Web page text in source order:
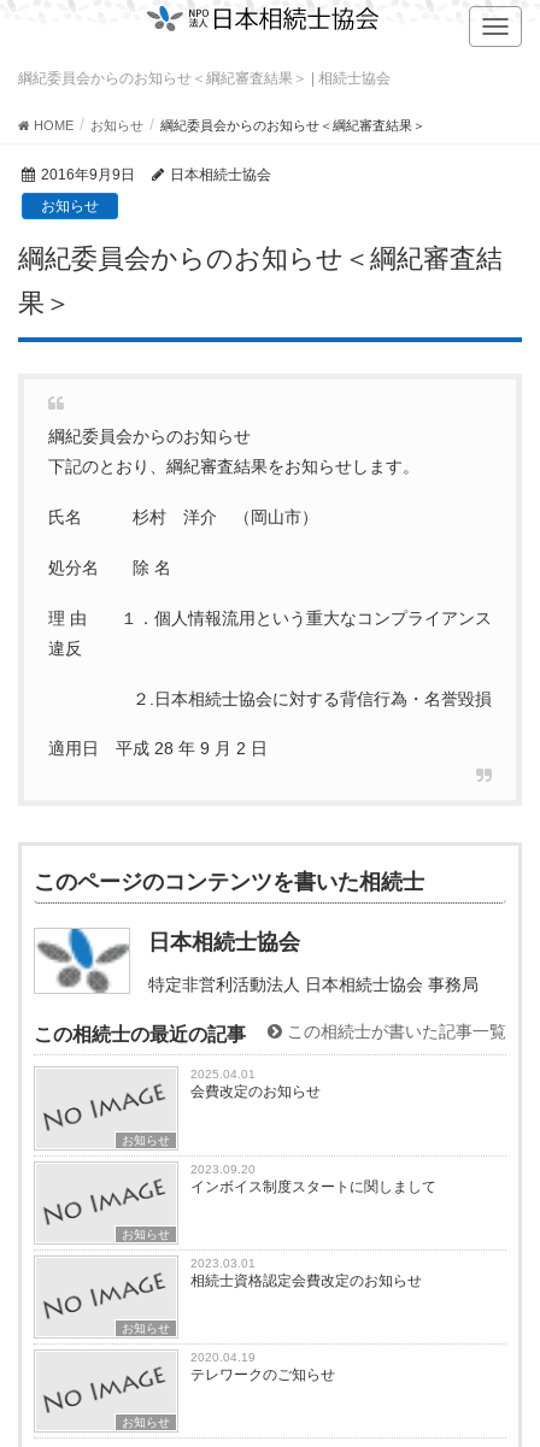
T
o
i
g
i
綱紀委員会からのお知らせ＜綱紀審査結果＞ | 相続士協会
HOME お知らせ 綱紀委員会からのお知らせ＜綱紀審査結果＞
2016年9月9日
日本相続士協会
お知らせ
綱紀委員会からのお知らせ＜綱紀審査結
果＞
綱紀委員会からのお知らせ
下記のとおり、綱紀審査結果をお知らせします。
氏名 杉村 洋介 （岡山市）
処分名 除 名
理 由 １．個⼈情報流⽤という重⼤なコンプライアンス
違反
２.⽇本相続⼠協会に対する背信⾏為・名誉毀損
適用⽇ 平成 28 年 9 ⽉ 2 ⽇
このページのコンテンツを書いた相続士
日本相続士協会
特定非営利活動法人 日本相続士協会 事務局
この相続士の最近の記事 この相続士が書いた記事一覧
お知らせ
2025.04.01
会費改定のお知らせ
お知らせ
2023.09.20
インボイス制度スタートに関しまして
お知らせ
2023.03.01
相続士資格認定会費改定のお知らせ
お知らせ
2020.04.19
テレワークのご知らせ